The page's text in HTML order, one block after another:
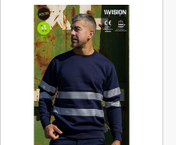
Ver producto